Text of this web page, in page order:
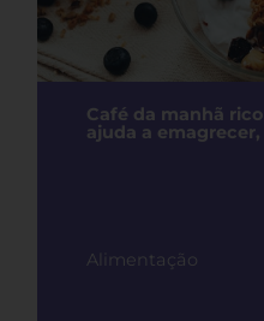
Café da manhã
ajuda a
Alimentação